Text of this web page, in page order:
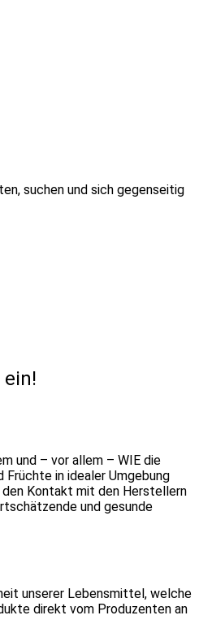
suchen und sich gegenseitig
und – vor allem – WIE die
in idealer Umgebung
Kontakt mit den Herstellern
und gesunde
unserer Lebensmittel, welche
direkt vom Produzenten an